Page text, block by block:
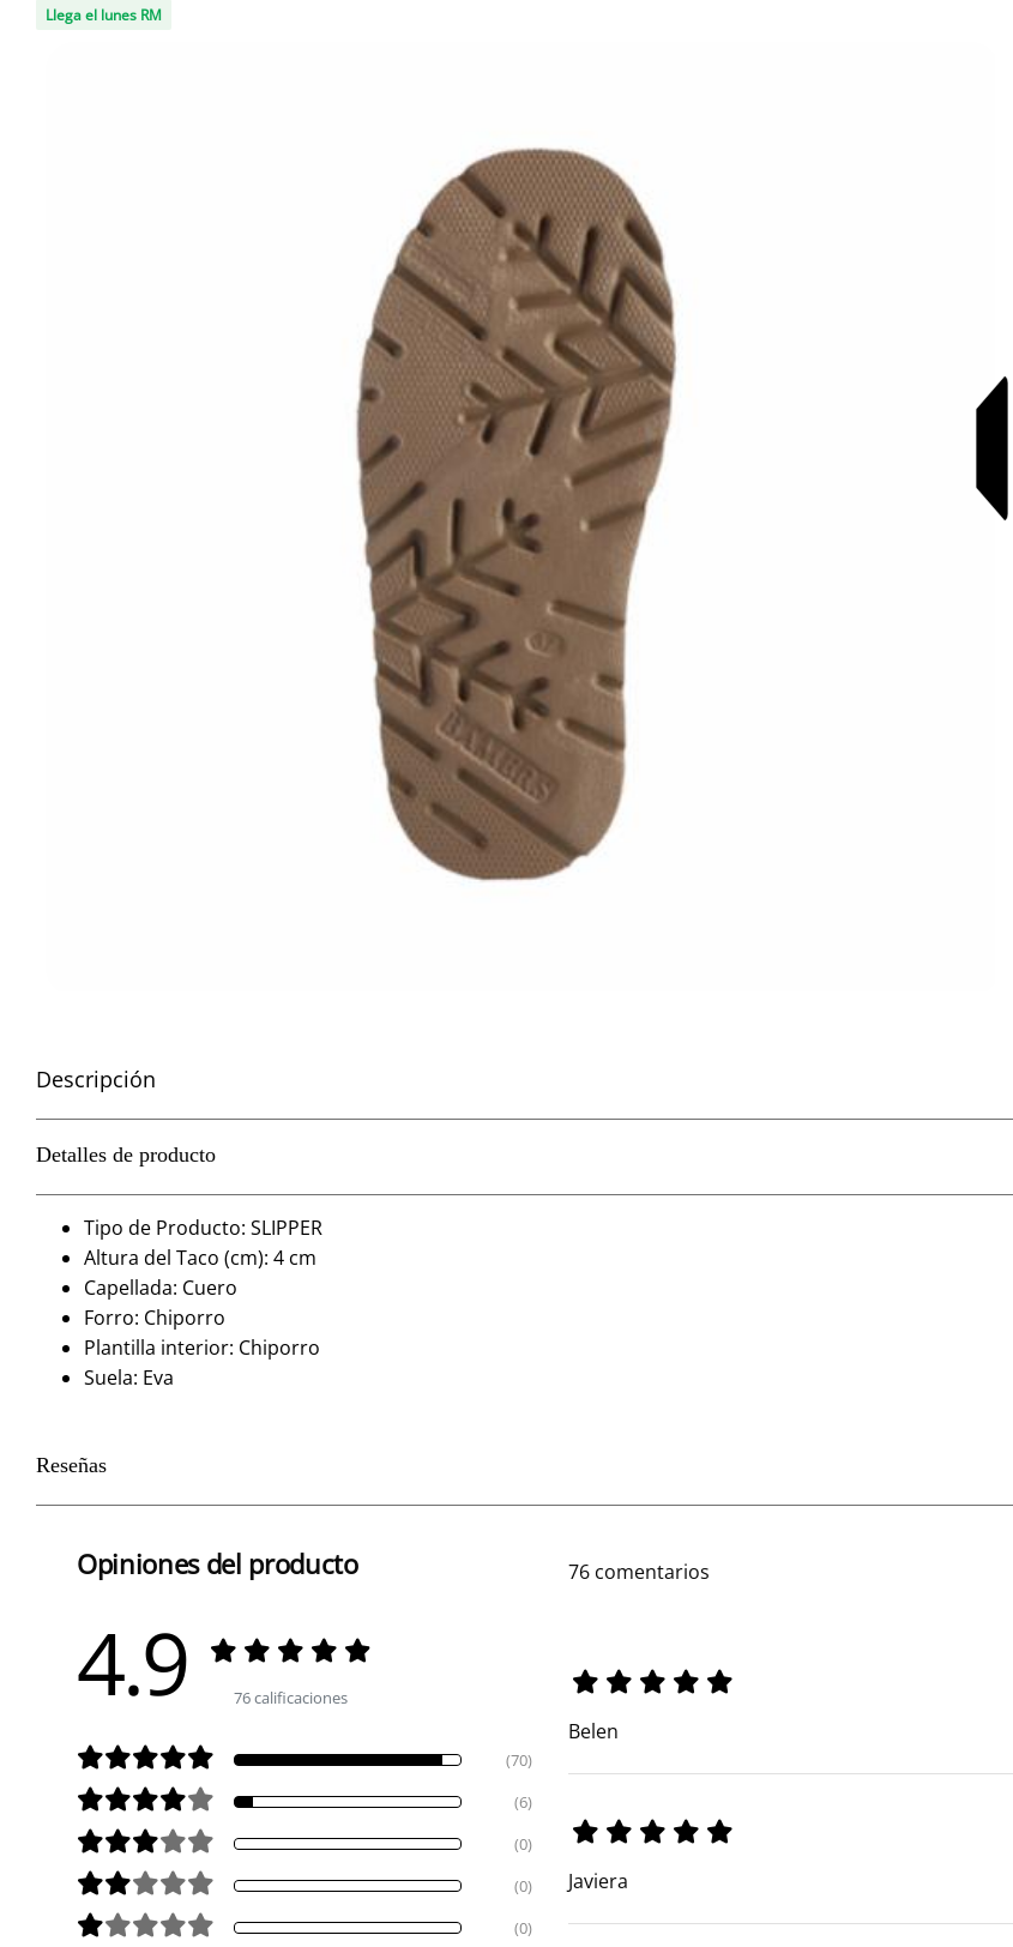
Llega el lunes RM
Descripción
Detalles de producto
Tipo de Producto: SLIPPER
Altura del Taco (cm): 4 cm
Capellada: Cuero
Forro: Chiporro
Plantilla interior: Chiporro
Suela: Eva
Reseñas
Opiniones del producto
4.9 76 calificaciones
(70)
(6)
(0)
(0)
(0)
76 comentarios
Belen
Javiera